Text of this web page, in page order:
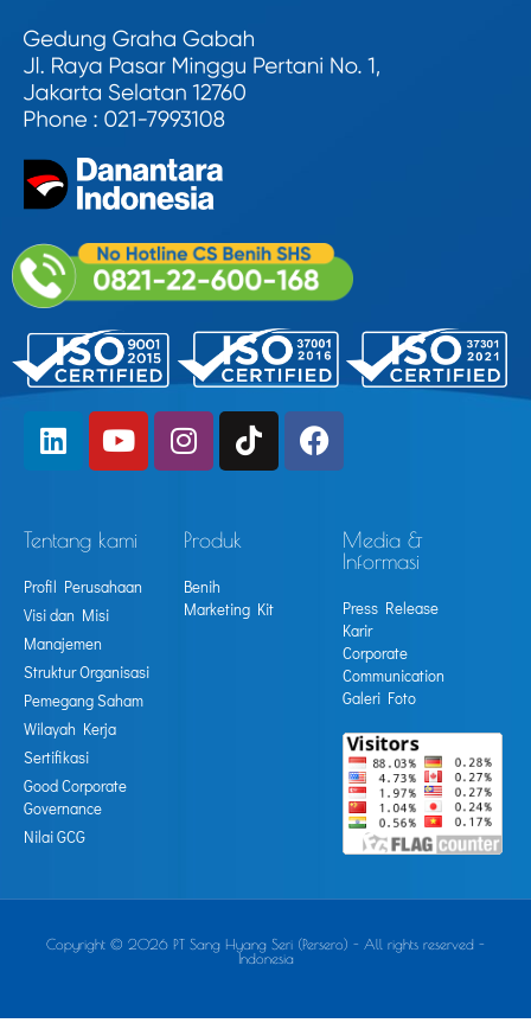
Tentang kami
Profil Perusahaan
Visi dan Misi
Manajemen
Struktur Organisasi
Pemegang Saham
Wilayah Kerja
Sertifikasi
Good Corporate
Governance
Nilai GCG
Produk
Benih
Marketing Kit
Media &
Informasi
Press Release
Karir
Corporate
Communication
Galeri Foto
Copyright © 2026 PT Sang Hyang Seri (Persero) - All rights reserved -
Indonesia